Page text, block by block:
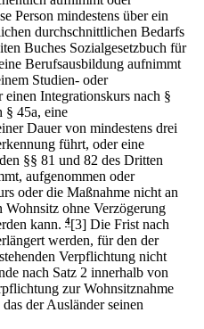
Person mindestens über ein
durchschnittlichen Bedarfs
Buches Sozialgesetzbuch für
Berufsausbildung aufnimmt
Studien- oder
Integrationskurs nach §
§ 45a, eine
Dauer von mindestens drei
führt, oder eine
§§ 81 und 82 des Dritten
aufgenommen oder
oder die Maßnahme nicht an
Wohnsitz ohne Verzögerung
kann. 4[3] Die Frist nach
werden, für den der
Verpflichtung nicht
nach Satz 2 innerhalb von
zur Wohnsitznahme
der Ausländer seinen